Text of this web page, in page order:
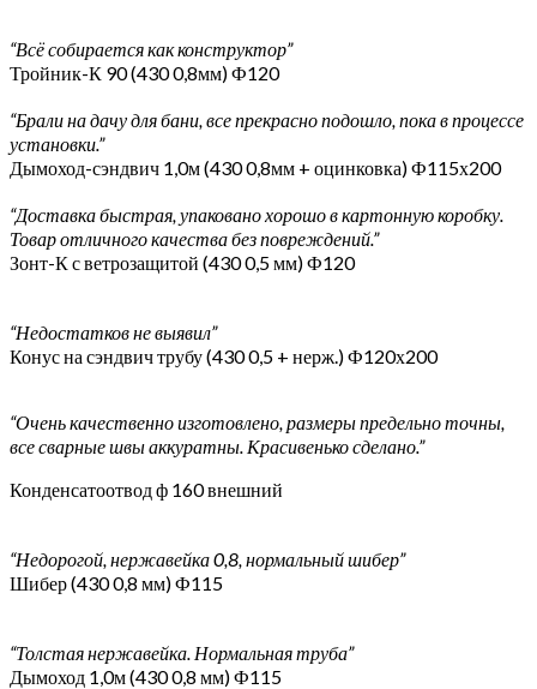
“Всё собирается как конструктор”
Тройник-К 90 (430 0,8мм) Ф120
“Брали на дачу для бани, все прекрасно подошло, пока в процессе
установки.”
Дымоход-сэндвич 1,0м (430 0,8мм + оцинковка) Ф115х200
“Доставка быстрая, упаковано хорошо в картонную коробку.
Товар отличного качества без повреждений.”
Зонт-К с ветрозащитой (430 0,5 мм) Ф120
“Недостатков не выявил”
Конус на сэндвич трубу (430 0,5 + нерж.) Ф120х200
“Очень качественно изготовлено, размеры предельно точны,
все сварные швы аккуратны. Красивенько сделано.”
Конденсатоотвод ф 160 внешний
“Недорогой, нержавейка 0,8, нормальный шибер”
Шибер (430 0,8 мм) Ф115
“Толстая нержавейка. Нормальная труба”
Дымоход 1,0м (430 0,8 мм) Ф115